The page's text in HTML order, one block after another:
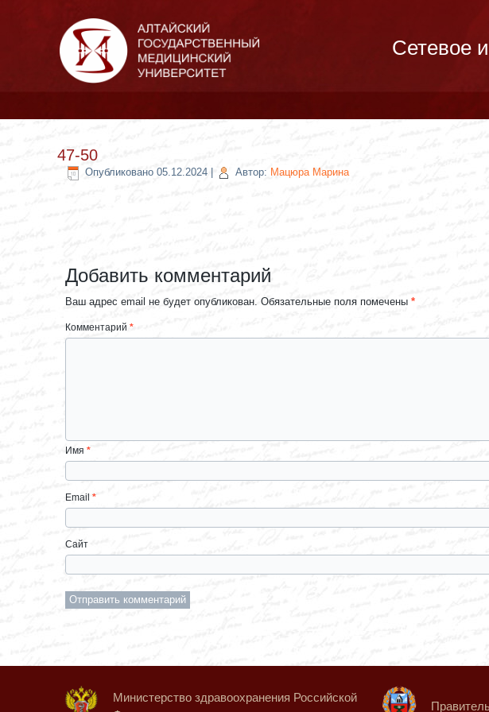
Сетевое
47-50
Опубликовано 05.12.2024 Автор: Мацюра Марина
Добавить комментарий
Ваш адрес email не будет опубликован. Обязательные поля помечены *
Комментарий *
Имя *
Email *
Сайт
Министерство здравоохранения Российской